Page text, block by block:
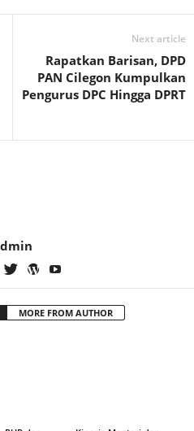
Next article
Rapatkan Barisan, DPD
PAN Cilegon Kumpulkan
Pengurus DPC Hingga DPRT
MORE FROM AUTHOR